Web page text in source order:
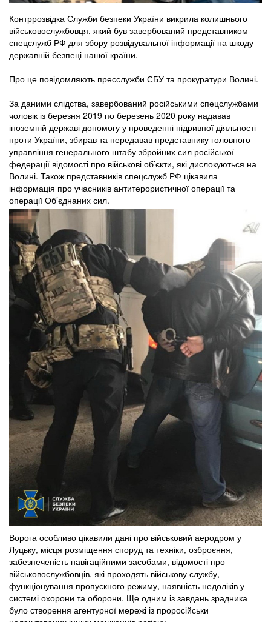
Контррозвідка Служби безпеки України викрила колишнього
військовослужбовця, який був завербований представником
спецслужб РФ для збору розвідувальної інформації на шкоду
державній безпеці нашої країни.
Про це повідомляють пресслужби СБУ та прокуратури Волині.
За даними слідства, завербований російськими спецслужбами
чоловік із березня 2019 по березень 2020 року надавав
іноземній державі допомогу у проведенні підривної діяльності
проти України, збирав та передавав представнику головного
управління генерального штабу збройних сил російської
федерації відомості про військові об’єкти, які дислокуються на
Волині. Також представників спецслужб РФ цікавила
інформація про учасників антитерористичної операції та
операції Об’єднаних сил.
Ворога особливо цікавили дані про військовий аеродром у
Луцьку, місця розміщення споруд та техніки, озброєння,
забезпеченість навігаційними засобами, відомості про
військовослужбовців, які проходять військову службу,
функціонування пропускного режиму, наявність недоліків у
системі охорони та оборони. Ще одним із завдань зрадника
було створення агентурної мережі із проросійськи